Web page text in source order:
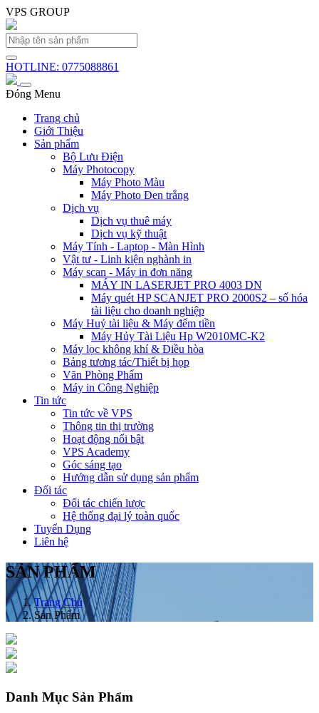
VPS GROUP
HOTLINE: 0775088861
Đóng Menu
Trang chủ
Giới Thiệu
Sản phẩm
Bộ Lưu Điện
Máy Photocopy
Máy Photo Màu
Máy Photo Đen trắng
Dịch vụ
Dịch vụ thuê máy
Dịch vụ kỹ thuật
Máy Tính - Laptop - Màn Hình
Vật tư - Linh kiện nghành in
Máy scan - Máy in đơn năng
MÁY IN LASERJET PRO 4003 DN
Máy quét HP SCANJET PRO 2000S2 – số hóa
tài liệu cho doanh nghiệp
Máy Huỷ tài liệu & Máy đếm tiền
Máy Hủy Tài Liệu Hp W2010MC-K2
Máy lọc không khí & Điều hòa
Bảng tương tác/Thiết bị họp
Văn Phòng Phẩm
Máy in Công Nghiệp
Tin tức
Tin tức về VPS
Thông tin thị trường
Hoạt động nổi bật
VPS Academy
Góc sáng tạo
Hướng dẫn sử dụng sản phẩm
Đối tác
Đối tác chiến lược
Hệ thống đại lý toàn quốc
Tuyển Dụng
Liên hệ
SẢN PHẨM
Trang Chủ
Sản Phẩm
Danh Mục Sản Phẩm